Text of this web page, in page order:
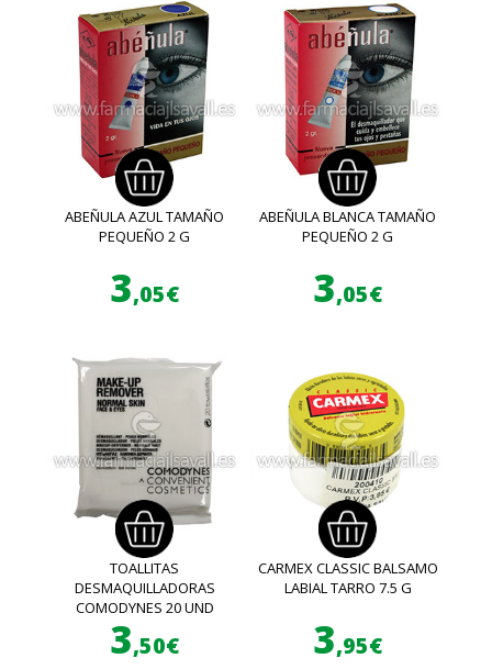
ABEÑULA AZUL TAMAÑO
PEQUEÑO 2 G
3,05€
ABEÑULA BLANCA TAMAÑO
PEQUEÑO 2 G
3,05€
TOALLITAS
DESMAQUILLADORAS
COMODYNES 20 UND
3,50€
CARMEX CLASSIC BALSAMO
LABIAL TARRO 7.5 G
3,95€